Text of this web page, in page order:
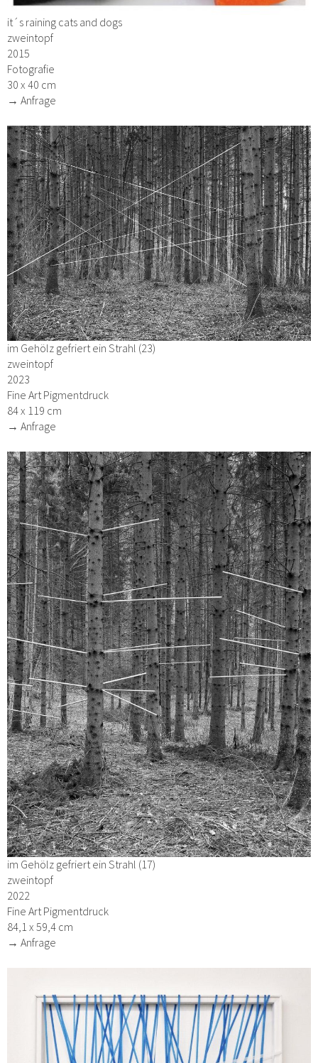
it´s raining cats and dogs
zweintopf
2015
Fotografie
30 x 40 cm
→ Anfrage
im Gehölz gefriert ein Strahl (23)
zweintopf
2023
Fine Art Pigmentdruck
84 x 119 cm
→ Anfrage
im Gehölz gefriert ein Strahl (17)
zweintopf
2022
Fine Art Pigmentdruck
84,1 x 59,4 cm
→ Anfrage